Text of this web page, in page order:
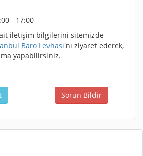
- 17:00
ait iletişim bilgilerini sitemizde
Baro Levhası'nı ziyaret ederek,
yapabilirsiniz.
Sorun Bildir